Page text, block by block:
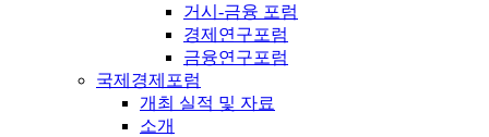
거시-금융 포럼
경제연구포럼
금융연구포럼
국제경제포럼
개최 실적 및 자료
소개